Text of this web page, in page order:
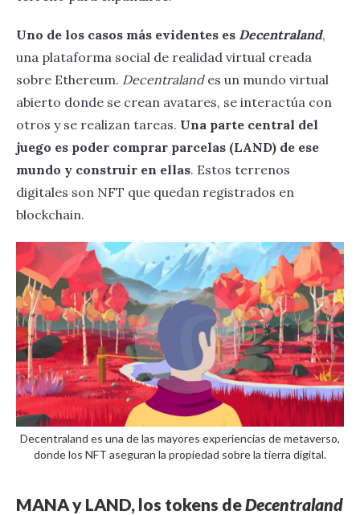
La tokenización de los deportes
El caso NBA Top Shot
Uno de los casos más evidentes es ‍Decentraland,
una plataforma social de realidad virtual creada
sobre Ethereum. Decentralandes un mundo virtual
abierto donde se crean avatares, se interactúa con
otros y se realizan tareas. Una parte central del
juego es poder comprar parcelas (LAND) de ese
mundo y construir en ellas. Estos terrenos
digitales son NFT que quedan registrados en
blockchain.
Decentraland es una de las mayores experiencias de metaverso,
donde los NFT aseguran la propiedad sobre la tierra digital.
MANA y LAND, los tokens deDecentraland